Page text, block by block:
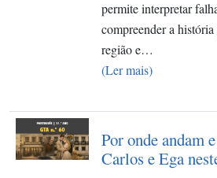
permite interpretar
compreender a
região e…
(Ler mais)
Por onde andam
Carlos e Ega